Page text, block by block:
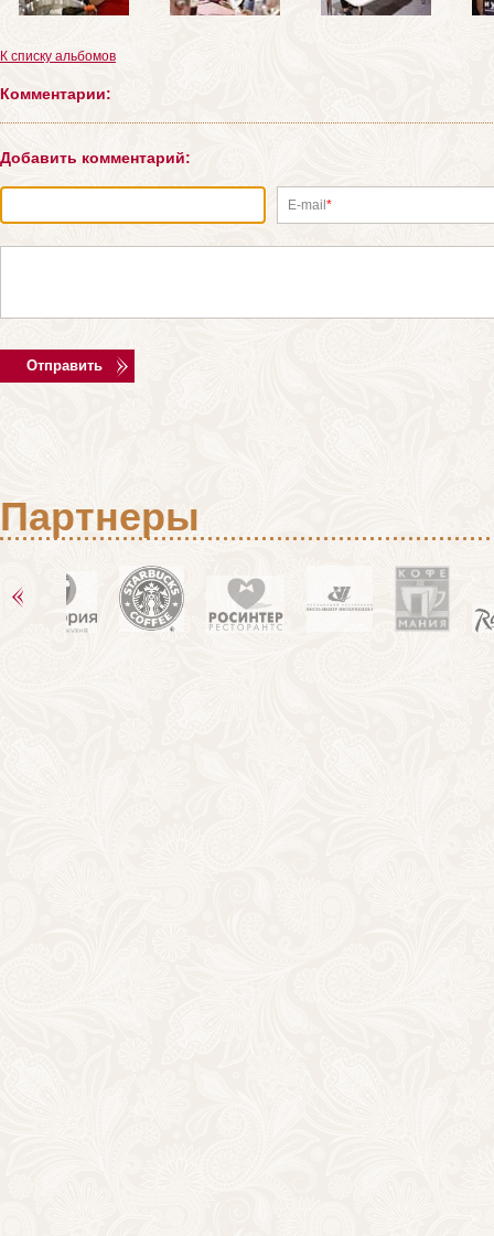
К списку альбомов
Комментарии:
Добавить комментарий:
E-mail *
Партнеры